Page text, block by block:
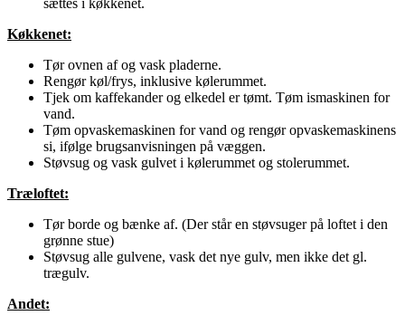
Køkkenet:
Tør ovnen af og vask pladerne.
Rengør køl/frys, inklusive kølerummet.
Tjek om kaffekander og elkedel er tømt. Tøm ismaskinen for
vand.
Tøm opvaskemaskinen for vand og rengør opvaskemaskinens
si, ifølge brugsanvisningen på væggen.
Støvsug og vask gulvet i kølerummet og stolerummet.
Træloftet:
Tør borde og bænke af. (Der står en støvsuger på loftet i den
grønne stue)
Støvsug alle gulvene, vask det nye gulv, men ikke det gl.
trægulv.
Andet: